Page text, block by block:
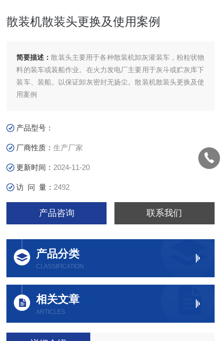
散装机散装头更换及使用案例
简要描述：散装头主要用于各种散装机卸灰灌装车，粉粒状物
料的装车或装船作业。在火力发电厂主要用于灰斗或贮灰库下
装车、装船。以保证卸灰密封无扬尘。散装机散装头更换及使
用案例
产品型号：
厂商性质：生产厂家
更新时间： 2024-11-20
访 问 量： 2492
产品咨询 联系我们
产品分类
CLASSIFICATION
相关文章
ARTICLES